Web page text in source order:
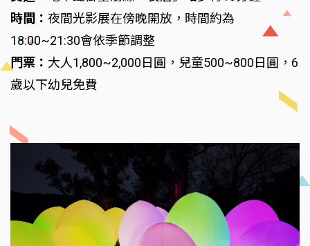
時間： 夜間光影展在傍晚開放，時間約為
18:00~21:30會依季節調整
門票： 大人1,800~2,000日圓，兒童500~800日圓，6
歲以下幼兒免費